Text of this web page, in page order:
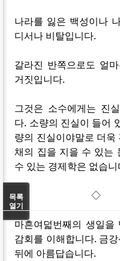
나라를 잃은 백성이나
디서나 비탈입니다.
갈라진 반쪽으로도 얼
거짓입니다.
그것은 소수에게는 진
다. 소량의 진실이 들어
량의 진실이야말로 더
채의 집을 지을 수 있는
수 있는 경제학은 없습니
◇ ◇
마흔여덟번째의 생일을
감회를 이해합니다. 금
뒤에 아름답습니다.
목록
열기